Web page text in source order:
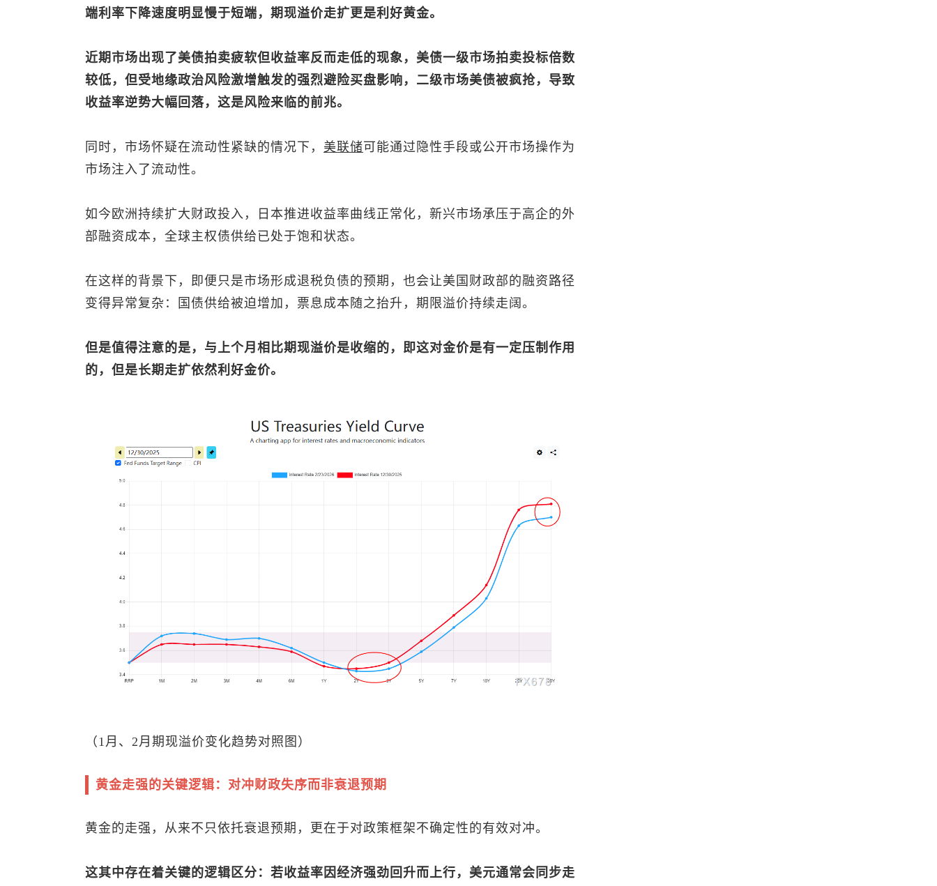
端利率下降速度明显慢于短端，期现溢价走扩更是利好黄金。
近期市场出现了美债拍卖疲软但收益率反而走低的现象，美债一级市场拍卖投标倍数
较低，但受地缘政治风险激增触发的强烈避险买盘影响，二级市场美债被疯抢，导致
收益率逆势大幅回落，这是风险来临的前兆。
同时，市场怀疑在流动性紧缺的情况下， 美联储可能通过隐性手段或公开市场操作为
市场注入了流动性。
如今欧洲持续扩大财政投入，日本推进收益率曲线正常化，新兴市场承压于高企的外
部融资成本，全球主权债供给已处于饱和状态。
在这样的背景下，即便只是市场形成退税负债的预期，也会让美国财政部的融资路径
变得异常复杂：国债供给被迫增加，票息成本随之抬升，期限溢价持续走阔。
但是值得注意的是，与上个月相比期现溢价是收缩的，即这对金价是有一定压制作用
的，但是长期走扩依然利好金价。
（1月、2月期现溢价变化趋势对照图）
黄金走强的关键逻辑：对冲财政失序而非衰退预期
黄金的走强，从来不只依托衰退预期，更在于对政策框架不确定性的有效对冲。
这其中存在着关键的逻辑区分：若收益率因经济强劲回升而上行，美元通常会同步走